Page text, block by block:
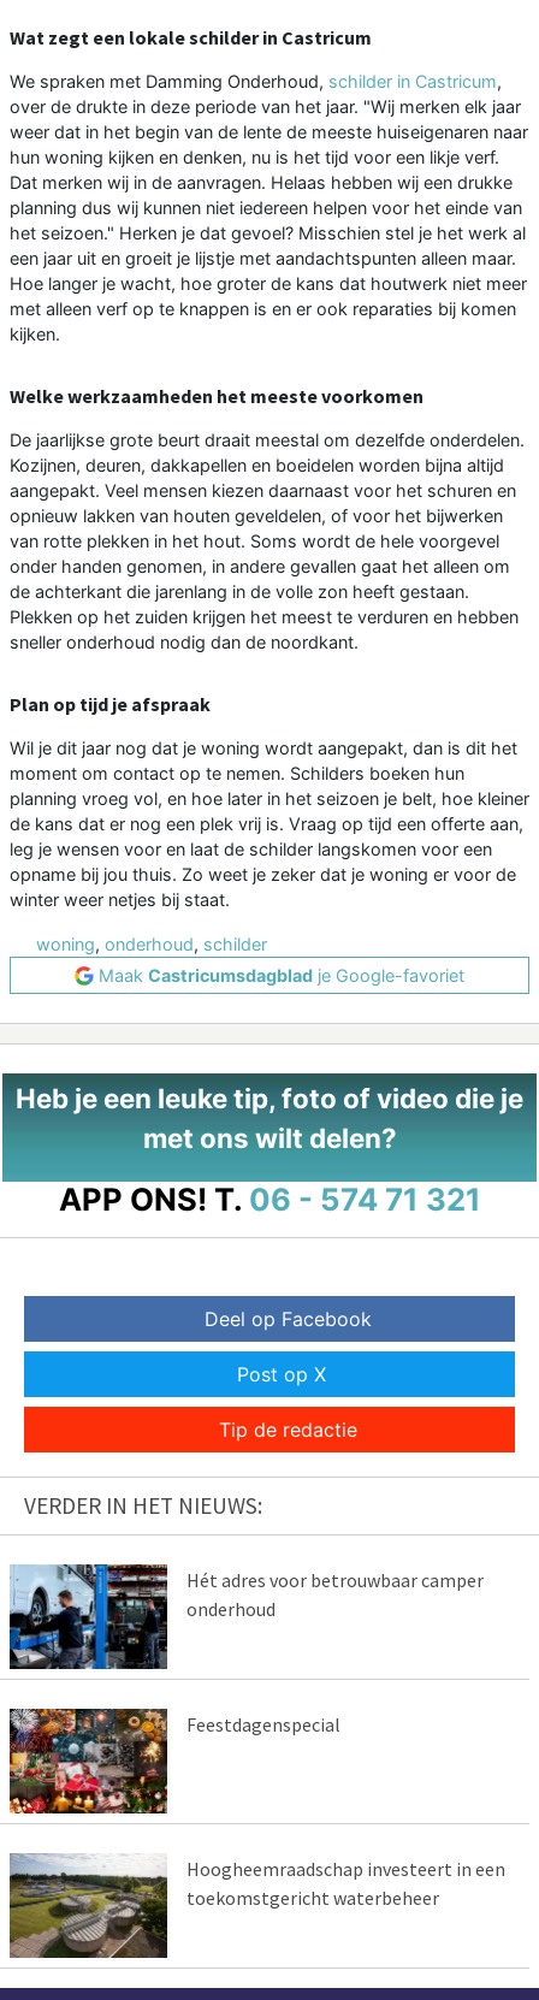
Wat zegt een lokale schilder in Castricum
We spraken met Damming Onderhoud, schilder in Castricum,
over de drukte in deze periode van het jaar. "Wij merken elk jaar
weer dat in het begin van de lente de meeste huiseigenaren naar
hun woning kijken en denken, nu is het tijd voor een likje verf.
Dat merken wij in de aanvragen. Helaas hebben wij een drukke
planning dus wij kunnen niet iedereen helpen voor het einde van
het seizoen." Herken je dat gevoel? Misschien stel je het werk al
een jaar uit en groeit je lijstje met aandachtspunten alleen maar.
Hoe langer je wacht, hoe groter de kans dat houtwerk niet meer
met alleen verf op te knappen is en er ook reparaties bij komen
kijken.
Welke werkzaamheden het meeste voorkomen
De jaarlijkse grote beurt draait meestal om dezelfde onderdelen.
Kozijnen, deuren, dakkapellen en boeidelen worden bijna altijd
aangepakt. Veel mensen kiezen daarnaast voor het schuren en
opnieuw lakken van houten geveldelen, of voor het bijwerken
van rotte plekken in het hout. Soms wordt de hele voorgevel
onder handen genomen, in andere gevallen gaat het alleen om
de achterkant die jarenlang in de volle zon heeft gestaan.
Plekken op het zuiden krijgen het meest te verduren en hebben
sneller onderhoud nodig dan de noordkant.
Plan op tijd je afspraak
Wil je dit jaar nog dat je woning wordt aangepakt, dan is dit het
moment om contact op te nemen. Schilders boeken hun
planning vroeg vol, en hoe later in het seizoen je belt, hoe kleiner
de kans dat er nog een plek vrij is. Vraag op tijd een offerte aan,
leg je wensen voor en laat de schilder langskomen voor een
opname bij jou thuis. Zo weet je zeker dat je woning er voor de
winter weer netjes bij staat.
woning, onderhoud, schilder
Maak Castricumsdagblad je Google-favoriet
Heb je een leuke tip, foto of video die je
met ons wilt delen?
APP ONS! T. 06 - 574 71 321
Deel op Facebook
Post op X
Tip de redactie
VERDER IN HET NIEUWS:
Hét adres voor betrouwbaar camper
onderhoud
Feestdagenspecial
Hoogheemraadschap investeert in een
toekomstgericht waterbeheer